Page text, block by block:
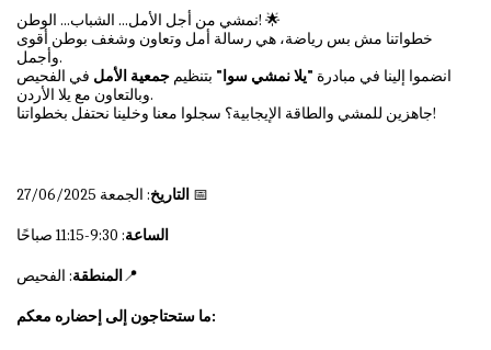
نمشي من أجل الأمل... الشباب... الوطن! 🌟
خطواتنا مش بس رياضة، هي رسالة أمل وتعاون وشغف بوطن أقوى
وأجمل.
انضموا إلينا في مبادرة "يلا نمشي سوا" بتنظيم جمعية الأمل في الفحيص
وبالتعاون مع يلا الأردن.
جاهزين للمشي والطاقة الإيجابية؟ سجلوا معنا وخلينا نحتفل بخطواتنا!
التاريخ : الجمعة 27/06/2025 📅
الساعة: 9:30-11:15 صباحًا
المنطقة : الفحيص📍
ما ستحتاجون إلى إحضاره معكم: